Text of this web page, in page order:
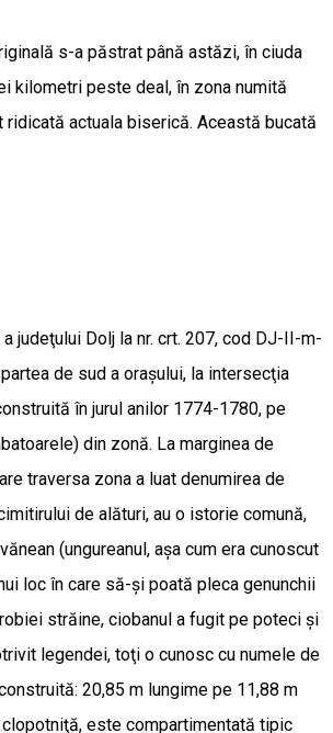
s-a păstrat până astăzi, în ciuda
kilometri peste deal, în zona numită
actuala biserică. Această bucată
judeţului Dolj la nr. crt. 207, cod DJ-II-m-
de sud a oraşului, la intersecţia
în jurul anilor 1774-1780, pe
din zonă. La marginea de
traversa zona a luat denumirea de
de alături, au o istorie comună,
(ungureanul, aşa cum era cunoscut
loc în care să-şi poată pleca genunchii
străine, ciobanul a fugit pe poteci şi
legendei, toţi o cunosc cu numele de
20,85 m lungime pe 11,88 m
este compartimentată tipic